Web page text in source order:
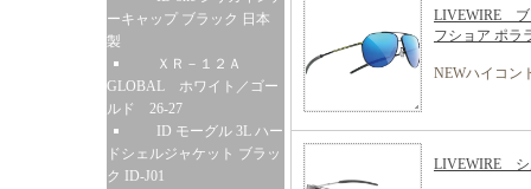
ーキャップ ブラック 日本
製
ＸＲ－１２Ａ
GLOBAL ホワイト／ゴー
ルド 26-27
ID モーグル 3L ハー
ドシェルジャケット ブラッ
ク ID-J01
LIVEWIRE ブ
フショア ポラ
NEWハイコン
LIVEWIRE シ